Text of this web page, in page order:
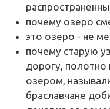
почему озеро
это озеро - не
почему старую
дорогу,
озером,
браславчане